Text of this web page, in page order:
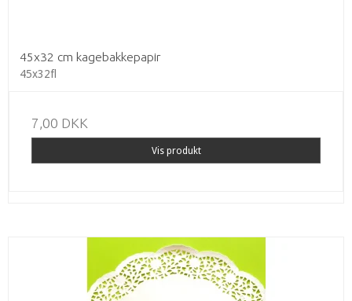
45x32 cm kagebakkepapir
45x32fl
7,00 DKK
Vis produkt